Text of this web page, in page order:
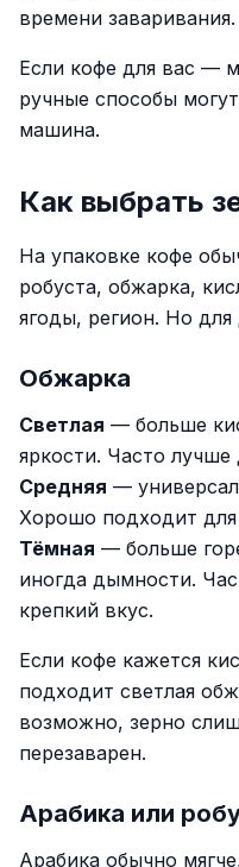
времени заваривания.
Если кофе для вас —
ручные способы
машина.
Как выбрать
На упаковке кофе
робуста, обжарка,
ягоды, регион. Но
Обжарка
Светлая — больше
яркости. Часто лучше
Средняя —
Хорошо подходит
Тёмная — больше
иногда дымности.
крепкий вкус.
Если кофе кажется
подходит светлая
возможно, зерно
перезаварен.
Арабика или
Арабика обычно